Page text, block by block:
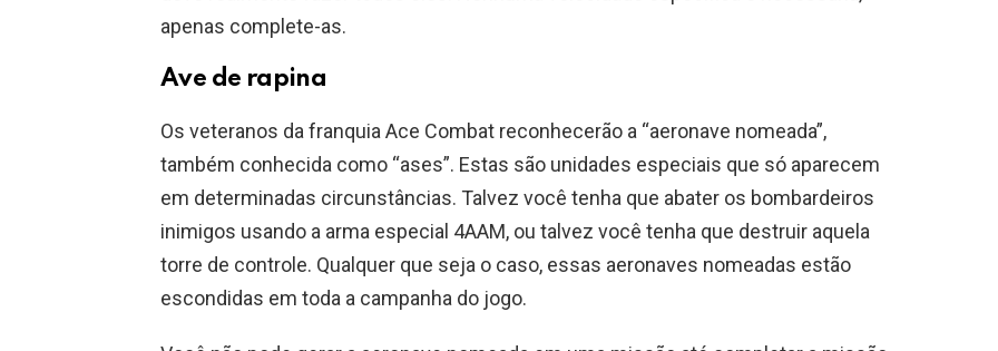
apenas complete-as.
Ave de rapina
Os veteranos da franquia Ace Combat reconhecerão a “aeronave nomeada”,
também conhecida como “ases”. Estas são unidades especiais que só aparecem
em determinadas circunstâncias. Talvez você tenha que abater os bombardeiros
inimigos usando a arma especial 4AAM, ou talvez você tenha que destruir aquela
torre de controle. Qualquer que seja o caso, essas aeronaves nomeadas estão
escondidas em toda a campanha do jogo.